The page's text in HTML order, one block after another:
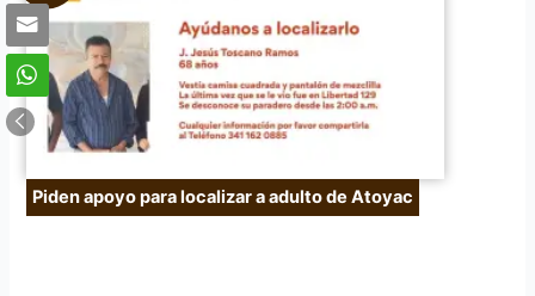
Piden apoyo para localizar a adulto de Atoyac